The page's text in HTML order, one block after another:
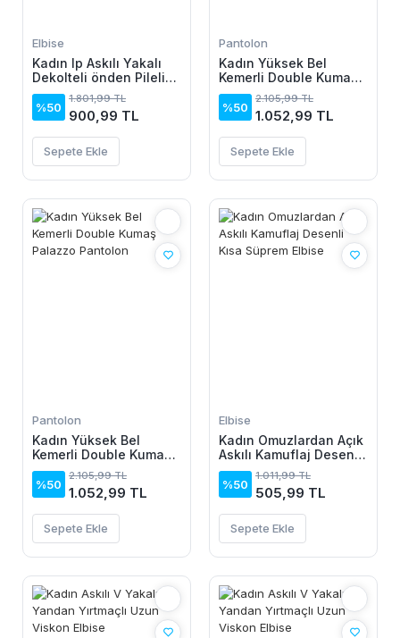
Elbise
Kadın Ip Askılı Yakalı
Dekolteli önden Pileli
Midi Ithal Krep Elbise
%50
1.801,99 TL
900,99 TL
Sepete Ekle
Pantolon
Kadın Yüksek Bel
Kemerli Double Kumaş
Palazzo Pantolon
%50
2.105,99 TL
1.052,99 TL
Sepete Ekle
Pantolon
Kadın Yüksek Bel
Kemerli Double Kumaş
Palazzo Pantolon
%50
2.105,99 TL
1.052,99 TL
Sepete Ekle
Elbise
Kadın Omuzlardan Açık
Askılı Kamuflaj Desenli
Kısa Süprem Elbise
%50
1.011,99 TL
505,99 TL
Sepete Ekle